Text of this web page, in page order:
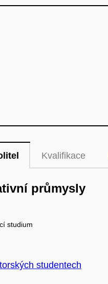
Kvalifikace
průmysly
studium
studentech